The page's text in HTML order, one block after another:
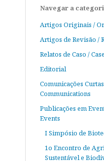
Navegar a
Artigos Originais /
Artigos de Revisão /
Relatos de Caso /
Editorial
Comunicações
Communications
Publicações em
Events
I Simpósio de
1o Encontro de
Sustentável e